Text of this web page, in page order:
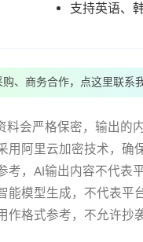
支持英语、
、商务合作，点这里联系
料会严格保密，输出的
用阿里云加密技术，确
，AI输出内容不代表平
能模型生成，不代表平
作格式参考，不允许抄